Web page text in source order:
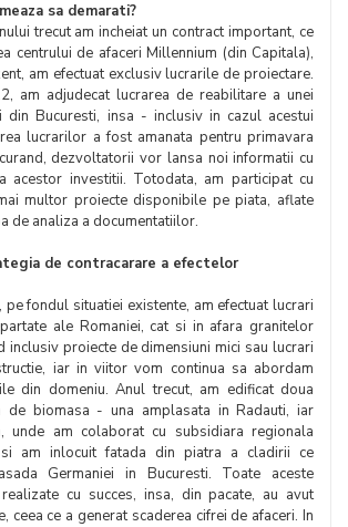
sa demarati?
trecut am incheiat un contract important, ce
centrului de afaceri Millennium (din Capitala),
am efectuat exclusiv lucrarile de proiectare.
am adjudecat lucrarea de reabilitare a unei
din Bucuresti, insa - inclusiv in cazul acestui
lucrarilor a fost amanata pentru primavara
dezvoltatorii vor lansa noi informatii cu
acestor investitii. Totodata, am participat cu
multor proiecte disponibile pe piata, aflate
de analiza a documentatiilor.
de contracarare a efectelor
fondul situatiei existente, am efectuat lucrari
ale Romaniei, cat si in afara granitelor
inclusiv proiecte de dimensiuni mici sau lucrari
iar in viitor vom continua sa abordam
din domeniu. Anul trecut, am edificat doua
de biomasa - una amplasata in Radauti, iar
unde am colaborat cu subsidiara regionala
am inlocuit fatada din piatra a cladirii ce
Germaniei in Bucuresti. Toate aceste
cu succes, insa, din pacate, au avut
ceea ce a generat scaderea cifrei de afaceri. In